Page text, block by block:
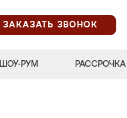
ЗАКАЗАТЬ ЗВОНОК
ШОУ-РУМ РАССРОЧКА